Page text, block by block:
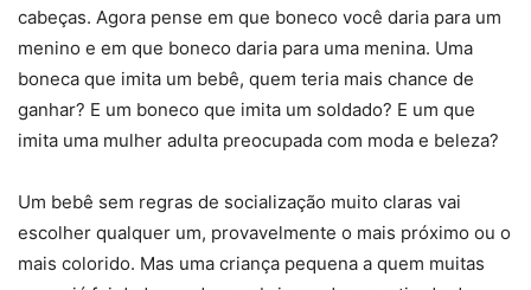
cabeças. Agora pense em que boneco você daria para um
menino e em que boneco daria para uma menina. Uma
boneca que imita um bebê, quem teria mais chance de
ganhar? E um boneco que imita um soldado? E um que
imita uma mulher adulta preocupada com moda e beleza?
Um bebê sem regras de socialização muito claras vai
escolher qualquer um, provavelmente o mais próximo ou o
mais colorido. Mas uma criança pequena a quem muitas